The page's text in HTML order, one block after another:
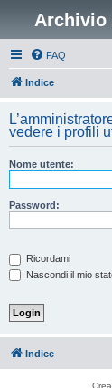
Archivio
FAQ
Indice
vedere i profili
Nome utente:
Password:
Ricordami
Nascondi il mio
Indice